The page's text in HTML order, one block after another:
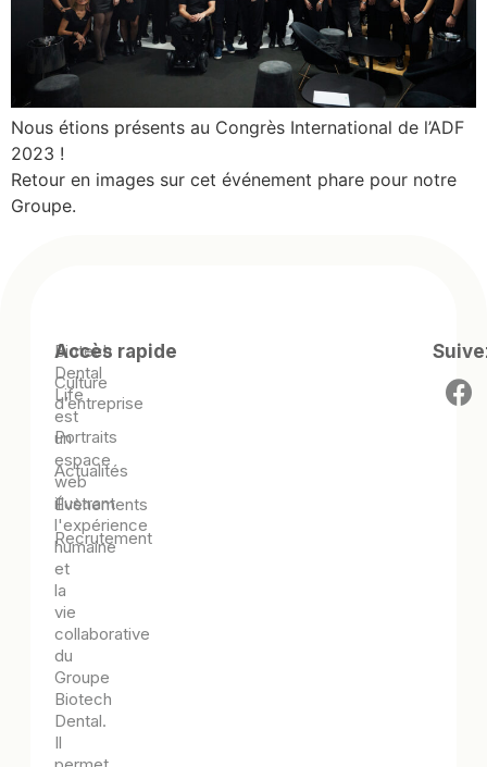
Nous étions présents au Congrès International de l’ADF
2023 !
Retour en images sur cet événement phare pour notre
Groupe.
Biotech
Dental
Life
est
un
espace
web
illustrant
l'expérience
humaine
et
la
vie
collaborative
du
Groupe
Biotech
Dental.
Il
Accès rapide
Culture
d’entreprise
Portraits
Actualités
Évènements
Recrutement